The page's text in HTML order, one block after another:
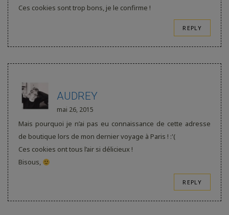
Ces cookies sont trop bons, je le confirme !
REPLY
AUDREY
mai 26, 2015
Mais pourquoi je n’ai pas eu connaissance de cette adresse
de boutique lors de mon dernier voyage à Paris ! :'(
Ces cookies ont tous l’air si délicieux !
Bisous,
REPLY